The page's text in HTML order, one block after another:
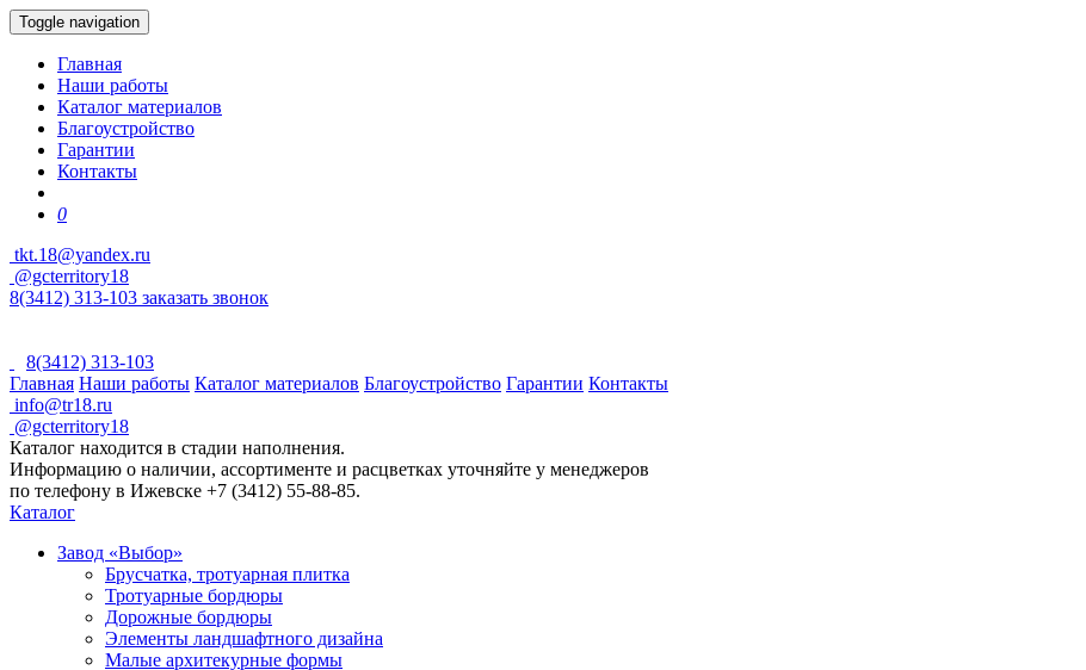
Toggle navigation
Главная
Наши работы
Каталог материалов
Благоустройство
Гарантии
Контакты
0
tkt.18@yandex.ru
@gcterritory18
8(3412) 313-103 заказать звонок
8(3412) 313-103
Главная Наши работы Каталог материалов Благоустройство Гарантии Контакты
info@tr18.ru
@gcterritory18
Каталог находится в стадии наполнения.
Информацию о наличии, ассортименте и расцветках уточняйте у менеджеров
по телефону в Ижевске +7 (3412) 55-88-85.
Каталог
Завод «Выбор»
Брусчатка, тротуарная плитка
Тротуарные бордюры
Дорожные бордюры
Элементы ландшафтного дизайна
Малые архитекурные формы